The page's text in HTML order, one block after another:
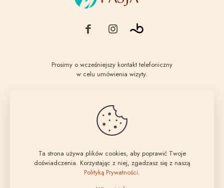
Prosimy o wcześniejszy kontakt telefoniczny
w celu umówienia wizyty.
Salon urody Pasja - Justyna Pardej-Kozioł
tel: +48 668 914 085
NIP: 895 18 04 647
© 2026 Salon urody Pasja - Wrocław
Ta strona używa plików cookies, aby poprawić Twoje
doświadczenia. Korzystając z niej, zgadzasz się z naszą
Polityką Prywatności.